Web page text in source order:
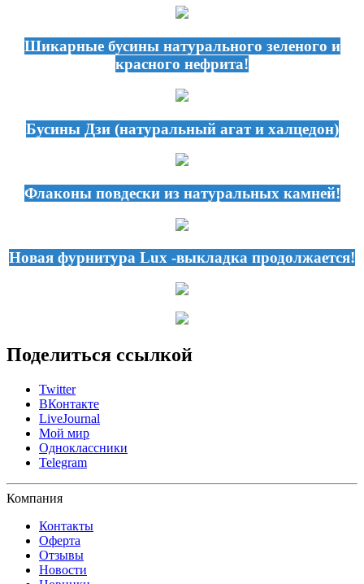
Шикарные бусины натурального зеленого и
красного нефрита!
Бусины Дзи (натуральный агат и халцедон)
Флаконы повдески из натуральных камней!
Новая фурнитура Lux -выкладка продолжается!
Поделиться ссылкой
Twitter
ВКонтакте
LiveJournal
Мой мир
Одноклассники
Telegram
Компания
Контакты
Оферта
Отзывы
Новости